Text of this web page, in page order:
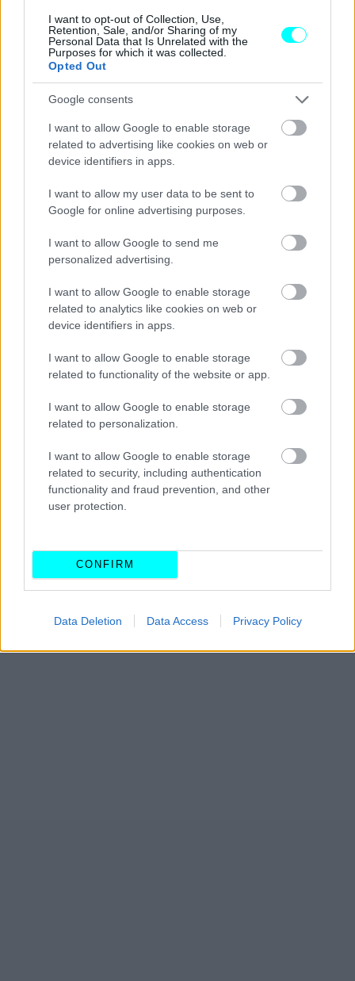
I want to opt-out of Collection, Use,
Retention, Sale, and/or Sharing of my
Personal Data that Is Unrelated with the
Purposes for which it was collected.
Opted Out
Google consents
I want to allow Google to enable storage
related to advertising like cookies on web or
device identifiers in apps.
I want to allow my user data to be sent to
Google for online advertising purposes.
I want to allow Google to send me
personalized advertising.
I want to allow Google to enable storage
related to analytics like cookies on web or
device identifiers in apps.
I want to allow Google to enable storage
related to functionality of the website or app.
I want to allow Google to enable storage
related to personalization.
I want to allow Google to enable storage
related to security, including authentication
functionality and fraud prevention, and other
user protection.
CONFIRM
Data Deletion Data Access Privacy Policy
παράλληλα στη διάθεση του τρία προγράμματα οδήγησης,
τα Eco, Rain και Road που προσαρμόζουν ανάλογα την
απόκριση του κινητήρα, ενώ έξτρα προσφέρεται και το
πρόγραμμα Dynamic για πιο δυναμική οδήγηση. Στάνταρ
είναι φυσικά και το ABS, ενώ προαιρετικά μπορεί να
«αποκτήσει» και ευαισθησία στις στροφές
προσαρμόζοντας την απόδοση του ανάλογα με την κλίση
αποτελείται από δίσκους διαμέτρου 265 χλστ. που
συνδυάζονται με δαγκάνες τεσσάρων εμβόλων, ενώ ένας
ακόμη δίσκος πίσω ίδιας διαμέτρου, αλλά με μονοπίστονη
δαγκάνα, έρχεται για να συμπληρώσει την εικόνα.